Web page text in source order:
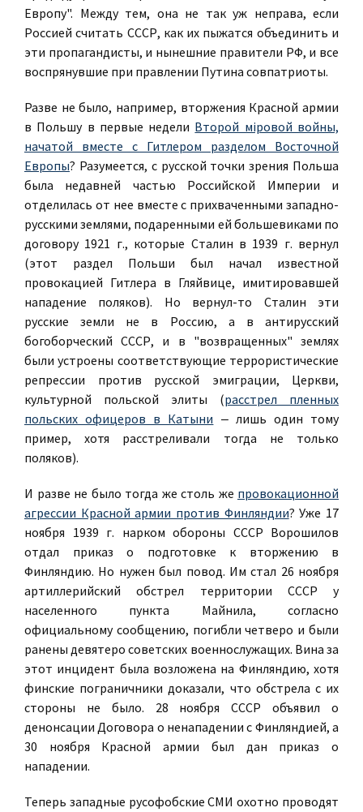
Европу". Между тем, она не так уж неправа, если
Россией считать СССР, как их пыжатся объединить и
эти пропагандисты, и нынешние правители РФ, и все
воспрянувшие при правлении Путина совпатриоты.
Разве не было, например, вторжения Красной армии
в Польшу в первые недели Второй мiровой войны,
начатой вместе с Гитлером разделом Восточной
Европы? Разумеется, с русской точки зрения Польша
была недавней частью Российской Империи и
отделилась от нее вместе с прихваченными западно-
русскими землями, подаренными ей большевиками по
договору 1921 г., которые Сталин в 1939 г. вернул
(этот раздел Польши был начал известной
провокацией Гитлера в Гляйвице, имитировавшей
нападение поляков). Но вернул-то Сталин эти
русские земли не в Россию, а в антирусский
богоборческий СССР, и в "возвращенных" землях
были устроены соответствующие террористические
репрессии против русской эмиграции, Церкви,
культурной польской элиты (расстрел пленных
польских офицеров в Катыни ‒ лишь один тому
пример, хотя расстреливали тогда не только
поляков).
И разве не было тогда же столь же провокационной
агрессии Красной армии против Финляндии? Уже 17
ноября 1939 г. нарком обороны СССР Ворошилов
отдал приказ о подготовке к вторжению в
Финляндию. Но нужен был повод. Им стал 26 ноября
артиллерийский обстрел территории СССР у
населенного пункта Майнила, согласно
официальному сообщению, погибли четверо и были
ранены девятеро советских военнослужащих. Вина за
этот инцидент была возложена на Финляндию, хотя
финские пограничники доказали, что обстрела с их
стороны не было. 28 ноября СССР объявил о
денонсации Договора о ненападении с Финляндией, а
30 ноября Красной армии был дан приказ о
нападении.
Теперь западные русофобские СМИ охотно проводят